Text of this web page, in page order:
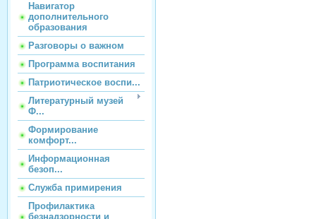
Навигатор
дополнительного
образования
Разговоры о важном
Программа воспитания
Патриотическое воспи...
Литературный музей
Ф...
Формирование
комфорт...
Информационная
безоп...
Служба примирения
Профилактика
безнадзорности и